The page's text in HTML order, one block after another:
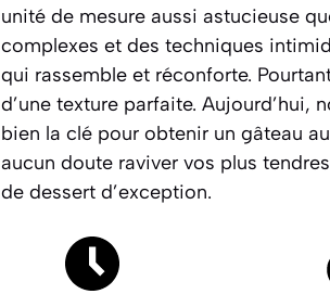
unité de mesure aussi astucieuse
complexes et des techniques
qui rassemble et réconforte.
d’une texture parfaite. Aujourd’hui,
bien la clé pour obtenir un gâteau
aucun doute raviver vos plus
de dessert d’exception.